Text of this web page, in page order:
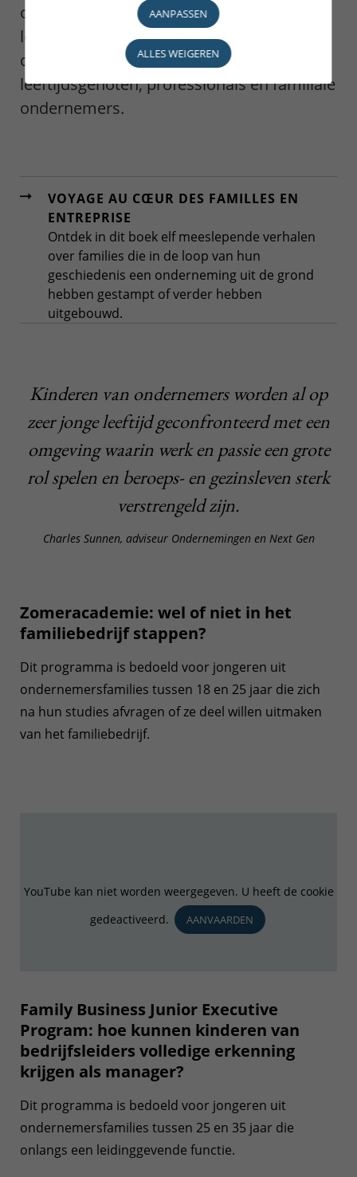
opleidingsprogramma's aan. Daarbij
leggen wij de nadruk op persoonlijke
ontwikkeling en contacten met
leeftijdsgenoten, professionals en familiale
ondernemers.
VOYAGE AU CŒUR DES FAMILLES EN
ENTREPRISE
Ontdek in dit boek elf meeslepende verhalen
over families die in de loop van hun
geschiedenis een onderneming uit de grond
hebben gestampt of verder hebben
uitgebouwd.
Kinderen van ondernemers worden al op
zeer jonge leeftijd geconfronteerd met een
omgeving waarin werk en passie een grote
rol spelen en beroeps- en gezinsleven sterk
verstrengeld zijn.
Charles Sunnen, adviseur Ondernemingen en Next Gen
Zomeracademie: wel of niet in het
familiebedrijf stappen?
Dit programma is bedoeld voor jongeren uit
ondernemersfamilies tussen 18 en 25 jaar die zich
na hun studies afvragen of ze deel willen uitmaken
van het familiebedrijf.
YouTube kan niet worden weergegeven. U heeft de cookie
gedeactiveerd.
AANVAARDEN
Family Business Junior Executive
Program: hoe kunnen kinderen van
bedrijfsleiders volledige erkenning
krijgen als manager?
Dit programma is bedoeld voor jongeren uit
ondernemersfamilies tussen 25 en 35 jaar die
onlangs een leidinggevende functie.
AANPASSEN
ALLES WEIGEREN